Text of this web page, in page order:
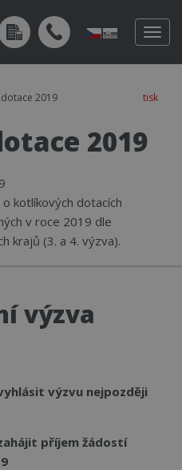
tisk
2019
2019
kotlíkových dotacích
v roce 2019 dle
krajů (3. a 4. výzva).
výzva
výzvu nejpozději
příjem žádostí